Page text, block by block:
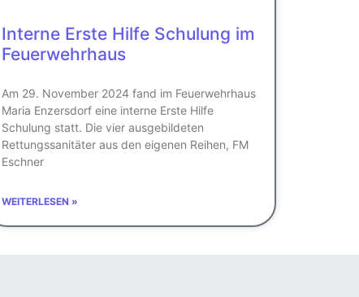
Interne Erste Hilfe Schulung im
Feuerwehrhaus
Am 29. November 2024 fand im Feuerwehrhaus
Maria Enzersdorf eine interne Erste Hilfe
Schulung statt. Die vier ausgebildeten
Rettungssanitäter aus den eigenen Reihen, FM
Eschner
WEITERLESEN »